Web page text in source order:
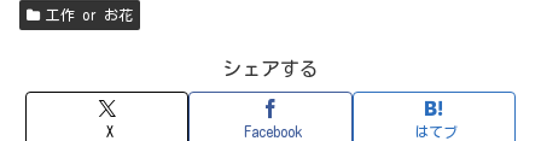
工作 or お花
シェアする
X Facebook はてブ